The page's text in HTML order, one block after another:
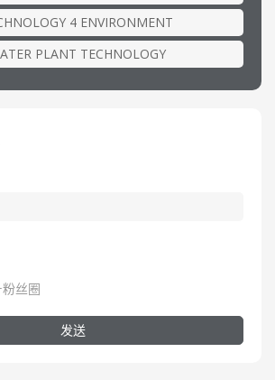
4 ENVIRONMENT
PLANT TECHNOLOGY
丝圈
发送